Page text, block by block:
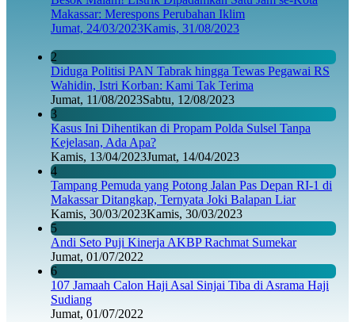
Makassar: Merespons Perubahan Iklim
Jumat, 24/03/2023Kamis, 31/08/2023
2
Diduga Politisi PAN Tabrak hingga Tewas Pegawai RS
Wahidin, Istri Korban: Kami Tak Terima
Jumat, 11/08/2023Sabtu, 12/08/2023
3
Kasus Ini Dihentikan di Propam Polda Sulsel Tanpa
Kejelasan, Ada Apa?
Kamis, 13/04/2023Jumat, 14/04/2023
4
Tampang Pemuda yang Potong Jalan Pas Depan RI-1 di
Makassar Ditangkap, Ternyata Joki Balapan Liar
Kamis, 30/03/2023Kamis, 30/03/2023
5
Andi Seto Puji Kinerja AKBP Rachmat Sumekar
Jumat, 01/07/2022
6
107 Jamaah Calon Haji Asal Sinjai Tiba di Asrama Haji
Sudiang
Jumat, 01/07/2022